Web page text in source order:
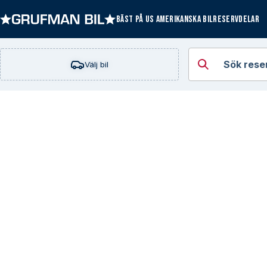
BÄST PÅ US AMERIKANSKA BILRESERVDELAR
Välj bil
Sök